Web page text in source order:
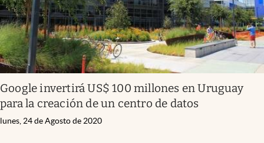
Google invertirá US$ 100 millones en Uruguay
para la creación de un centro de datos
lunes, 24 de Agosto de 2020